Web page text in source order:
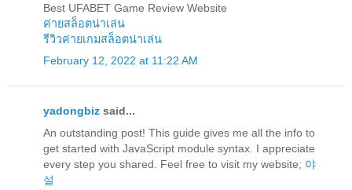
Best UFABET Game Review Website
ค่ายสล็อตน่าเล่น
รีวิวค่ายเกมสล็อตน่าเล่น
February 12, 2022 at 11:22 AM
yadongbiz said...
An outstanding post! This guide gives me all the info to
get started with JavaScript module syntax. I appreciate
every step you shared. Feel free to visit my website; 야
설